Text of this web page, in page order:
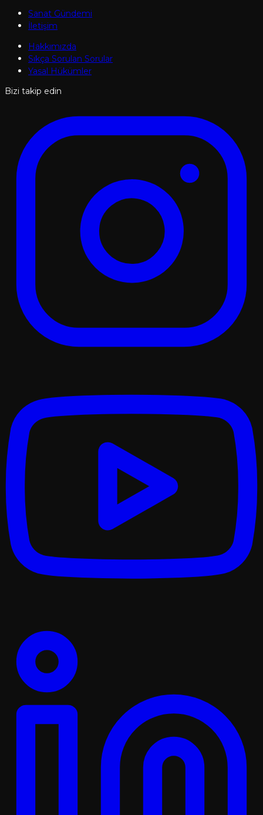
Sanat Gündemi
İletişim
Hakkımızda
Sıkça Sorulan Sorular
Yasal Hükümler
Bizi takip edin